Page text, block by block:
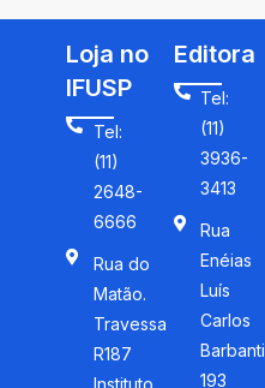
Loja no
IFUSP
Tel:
(11)
2648-
6666
Rua do
Matão.
Travessa
R187
Instituto
Editora
Tel:
(11)
3936-
3413
Rua
Enéias
Luís
Carlos
Barbanti,
193